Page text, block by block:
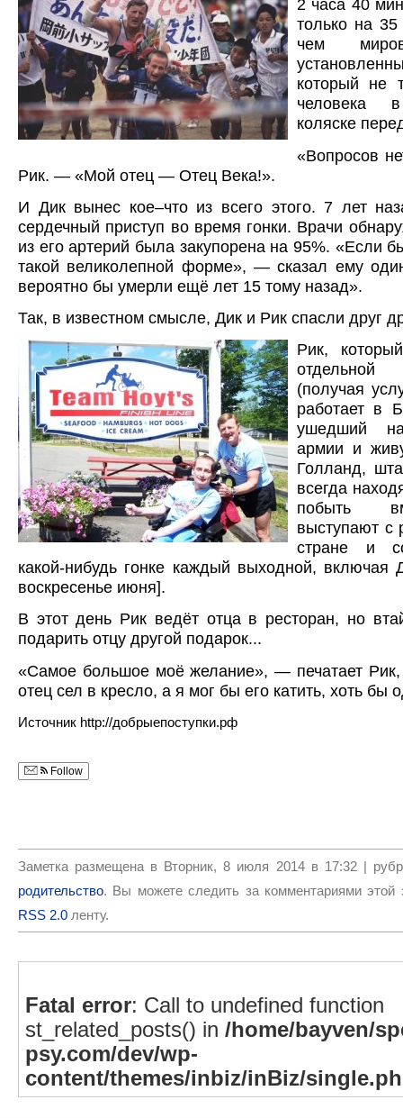
2 часа 40
только на
чем
который не
человека
коляске
«Вопросов
Рик. — «Мой отец — Отец Века!».
И Дик вынес кое–что из всего этого. 7 лет
сердечный приступ во время гонки. Врачи
из его артерий была закупорена на 95%. «Если
такой великолепной форме», — сказал ему
вероятно бы умерли ещё лет 15 тому назад».
Так, в известном смысле, Дик и Рик спасли друг
Рик,
(получая
работает в
ушедший
армии и
Голланд,
всегда
побыть
выступают с
стране и
какой-нибудь гонке каждый выходной, включая
воскресенье июня].
В этот день Рик ведёт отца в ресторан, но
подарить отцу другой подарок...
«Самое большое моё желание», — печатает
отец сел в кресло, а я мог бы его катить, хоть бы
Источник http://добрыепоступки.рф
Follow
Заметка размещена в Вторник, 8 июля 2014 в 17:32 |
родительство. Вы можете следить за комментариями этой
RSS 2.0 ленту.
Fatal error: Call to undefined function
st_related_posts() in /home/bayven/
psy.com/dev/wp-
content/themes/inbiz/inBiz/